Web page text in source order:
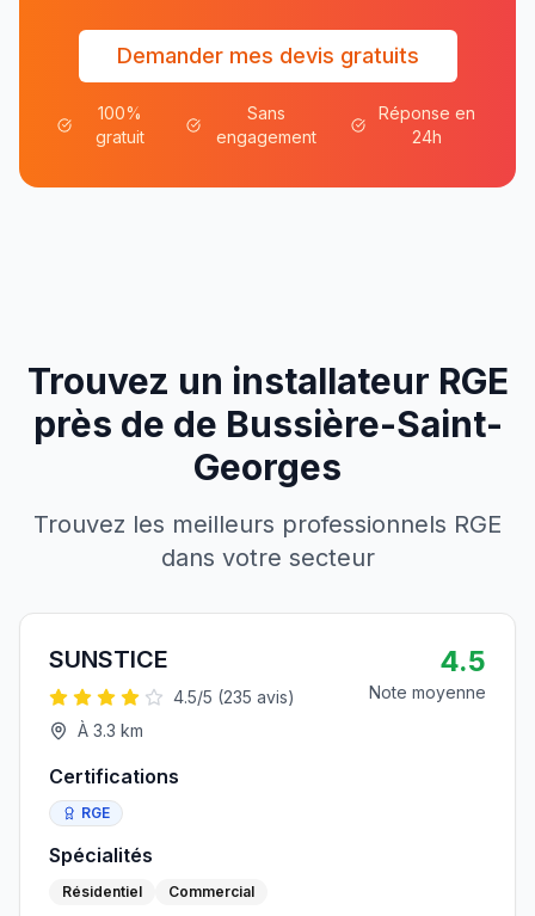
Demander mes devis gratuits
100%
gratuit
Sans
engagement
Réponse en
24h
Trouvez un installateur RGE
près de de Bussière-Saint-
Georges
Trouvez les meilleurs professionnels RGE
dans votre secteur
SUNSTICE
4.5/5 (235 avis)
À 3.3 km
4.5
Note moyenne
Certifications
RGE
Spécialités
Résidentiel Commercial